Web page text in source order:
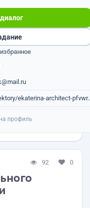
ekaterina-architect-
профиль
92 0